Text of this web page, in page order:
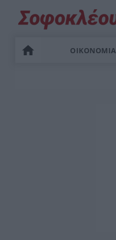
ΟΙΚΟΝΟΜΙΑ